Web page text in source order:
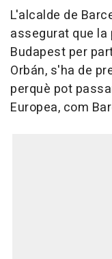
L'alcalde de
assegurat que la
Budapest per
Orbán, s'ha de
perquè pot
Europea, com